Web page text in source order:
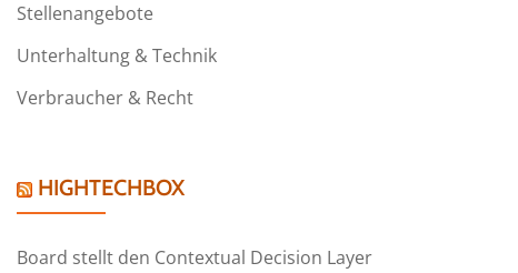
Stellenangebote
Unterhaltung & Technik
Verbraucher & Recht
HIGHTECHBOX
Board stellt den Contextual Decision Layer